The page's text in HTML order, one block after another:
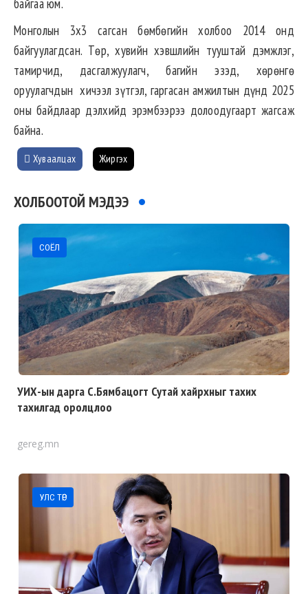
байгаа юм.
Монголын 3х3 сагсан бөмбөгийн холбоо 2014 онд
байгуулагдсан. Төр, хувийн хэвшлийн тууштай дэмжлэг,
тамирчид, дасгалжуулагч, багийн эзэд, хөрөнгө
оруулагчдын хичээл зүтгэл, гаргасан амжилтын дүнд 2025
оны байдлаар дэлхийд эрэмбээрээ долоодугаарт жагсаж
байна.
Хуваалцах Жиргэх
ХОЛБООТОЙ МЭДЭЭ
СОЁЛ
УИХ-ын дарга С.Бямбацогт Сутай хайрхныг тахих
тахилгад оролцлоо
gereg.mn
УЛС ТӨР